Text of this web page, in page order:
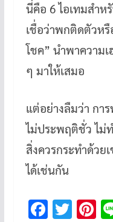
นี่คือ 6 ไอเทมสำห
เชื่อว่าพกติดตัวหรื
โชค” นำพาความ
ๆ มาให้เสมอ
แต่อย่างลืมว่า กา
ไม่ประพฤติชั่ว ไม่
สิ่งควรกระทำด้วย
ได้เช่นกัน
F T Pi